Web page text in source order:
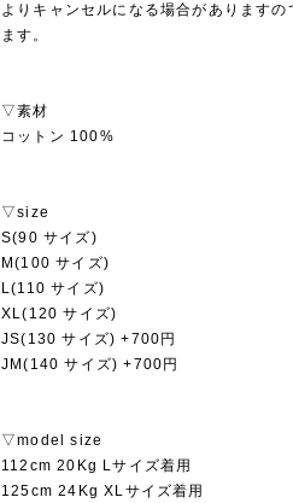
よりキャンセルになる場合があります
ます。
▽素材
コットン 100%
▽size
S(90 サイズ)
M(100 サイズ)
L(110 サイズ)
XL(120 サイズ)
JS(130 サイズ) +700円
JM(140 サイズ) +700円
▽model size
112cm 20Kg Lサイズ着用
125cm 24Kg XLサイズ着用